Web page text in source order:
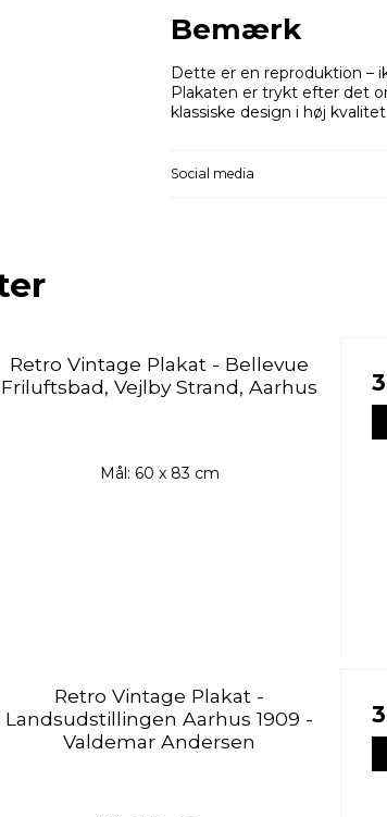
Bemærk
Dette er en reproduktion –
Plakaten er trykt efter det
klassiske design i høj kvalitet.
Social media
Retro Vintage Plakat - Bellevue
Friluftsbad, Vejlby Strand, Aarhus
Mål: 60 x 83 cm
Retro Vintage Plakat -
Landsudstillingen Aarhus 1909 -
Valdemar Andersen